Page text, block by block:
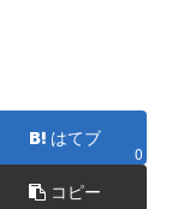
はてブ
0
コピー